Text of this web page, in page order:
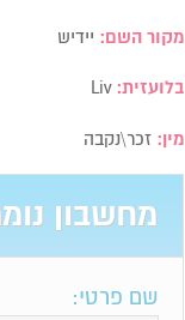
מקור השם: יידיש
בלועזית: Liv
מין: זכר\נקבה
מחשבון
שם פרטי: